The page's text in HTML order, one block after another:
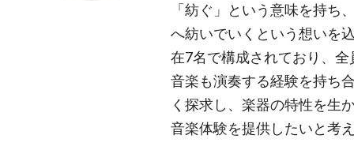
「紡ぐ」という意味を持ち
へ紡いでいくという想いを
在7名で構成されており、
音楽も演奏する経験を持ち
く探求し、楽器の特性を生
音楽体験を提供したいと考